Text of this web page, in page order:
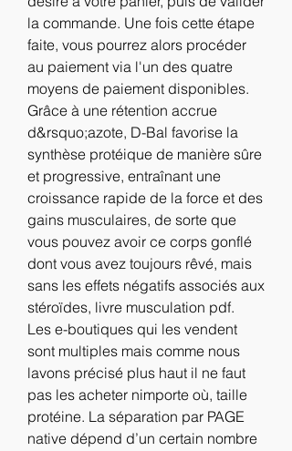
la commande. Une fois cette étape
faite, vous pourrez alors procéder
au paiement via l'un des quatre
moyens de paiement disponibles.
Grâce à une rétention accrue
d&rsquo;azote, D-Bal favorise la
synthèse protéique de manière sûre
et progressive, entraînant une
croissance rapide de la force et des
gains musculaires, de sorte que
vous pouvez avoir ce corps gonflé
dont vous avez toujours rêvé, mais
sans les effets négatifs associés aux
stéroïdes, livre musculation pdf.
Les e-boutiques qui les vendent
sont multiples mais comme nous
lavons précisé plus haut il ne faut
pas les acheter nimporte où, taille
protéine. La séparation par PAGE
native dépend d’un certain nombre